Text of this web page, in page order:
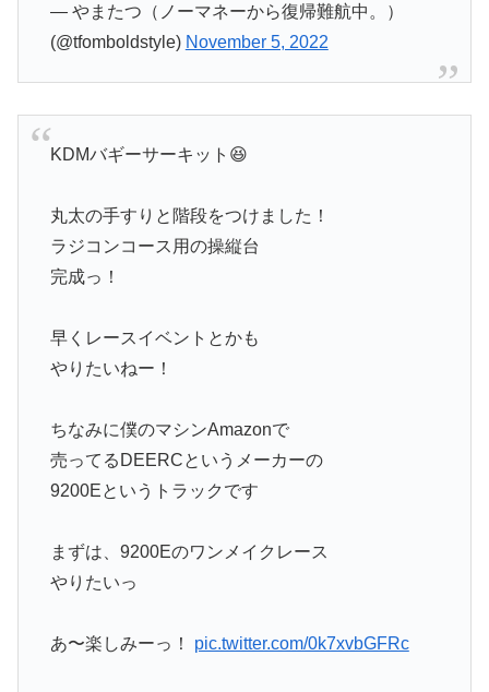
— やまたつ（ノーマネーから復帰難航中。）
(@tfomboldstyle) November 5, 2022
KDMバギーサーキット😆
丸太の手すりと階段をつけました！
ラジコンコース用の操縦台
完成っ！
早くレースイベントとかも
やりたいねー！
ちなみに僕のマシンAmazonで
売ってるDEERCというメーカーの
9200Eというトラックです
まずは、9200Eのワンメイクレース
やりたいっ
あ〜楽しみーっ！ pic.twitter.com/0k7xvbGFRc